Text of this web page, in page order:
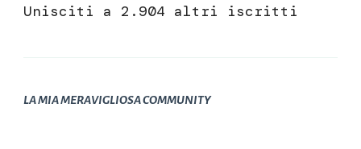
Unisciti a 2.904 altri iscritti
LA MIA MERAVIGLIOSA COMMUNITY